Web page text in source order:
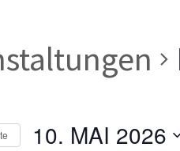
10. MAI 2026